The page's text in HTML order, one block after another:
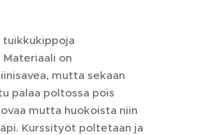
tuikkukippoja
on
mutta sekaan
palaa poltossa pois
mutta huokoista niin
Kurssityöt poltetaan ja